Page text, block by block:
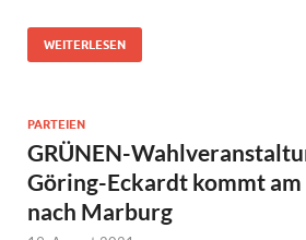
WEITERLESEN
PARTEIEN
GRÜNEN-
Göring-Eckardt kommt am
nach Marburg